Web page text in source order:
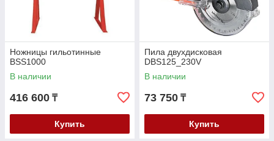
Ножницы гильотинные
BSS1000
В наличии
416 600 ₸
Купить
Пила двухдисковая
DBS125_230V
В наличии
73 750 ₸
Купить